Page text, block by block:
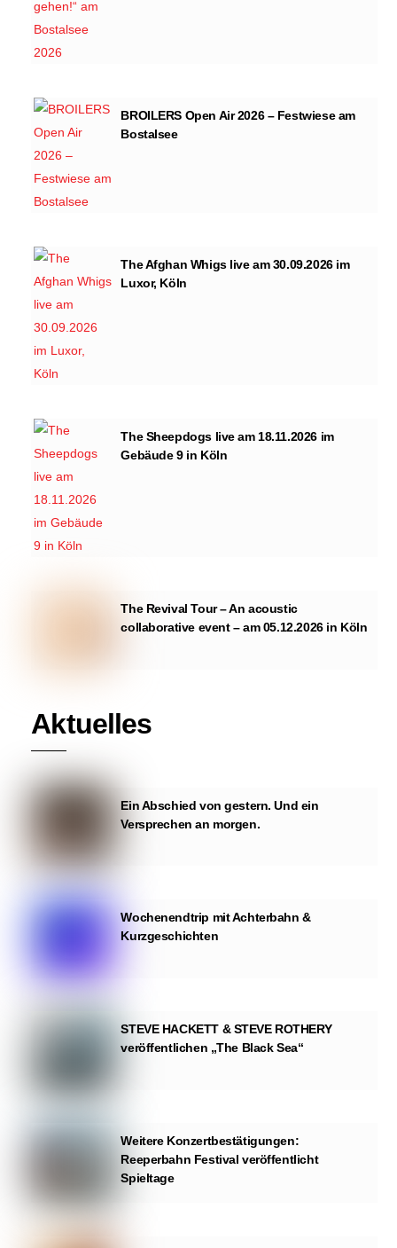
BROILERS Open Air 2026 – Festwiese am
Bostalsee
The Afghan Whigs live am 30.09.2026 im
Luxor, Köln
The Sheepdogs live am 18.11.2026 im
Gebäude 9 in Köln
The Revival Tour – An acoustic
collaborative event – am 05.12.2026 in Köln
Aktuelles
Ein Abschied von gestern. Und ein
Versprechen an morgen.
Wochenendtrip mit Achterbahn &
Kurzgeschichten
STEVE HACKETT & STEVE ROTHERY
veröffentlichen „The Black Sea“
Weitere Konzertbestätigungen:
Reeperbahn Festival veröffentlicht
Spieltage